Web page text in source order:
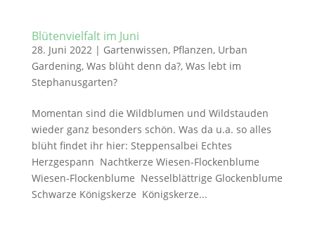
Blütenvielfalt im Juni
28. Juni 2022| Gartenwissen, Pflanzen, Urban
Gardening, Was blüht denn da?, Was lebt im
Stephanusgarten?
Momentan sind die Wildblumen und Wildstauden
wieder ganz besonders schön. Was da u.a. so alles
blüht findet ihr hier: Steppensalbei Echtes
Herzgespann Nachtkerze Wiesen-Flockenblume
Wiesen-Flockenblume Nesselblättrige Glockenblume
Schwarze Königskerze Königskerze...